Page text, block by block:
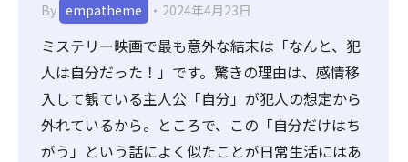
By empatheme 2024年4月23日
ミステリー映画で最も意外な結末は「なんと、犯
人は自分だった！」です。驚きの理由は、感情移
入して観ている主人公「自分」が犯人の想定から
外れているから。ところで、この「自分だけはち
がう」という話によく似たことが日常生活にはあ